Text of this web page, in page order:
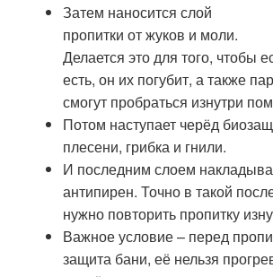
Затем наносится слой
пропитки от жуков и моли.
Делается это для того, чтобы
есть, он их погубит, а также
смогут пробраться изнутри
Потом наступает черёд
плесени, грибка и гнили.
И последним слоем
антипирен. Точно в такой
нужно повторить пропитку
Важное условие – перед
защита бани, её нельзя